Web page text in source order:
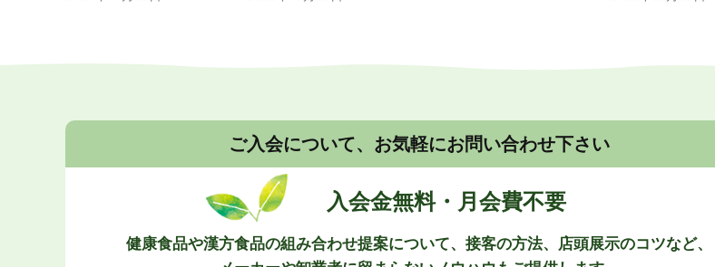
ご入会について、お気軽にお問い合わせ下さい
入会金無料・月会費不要
健康食品や漢方食品の組み合わせ提案について、接客の方法、店頭展示のコツなど、